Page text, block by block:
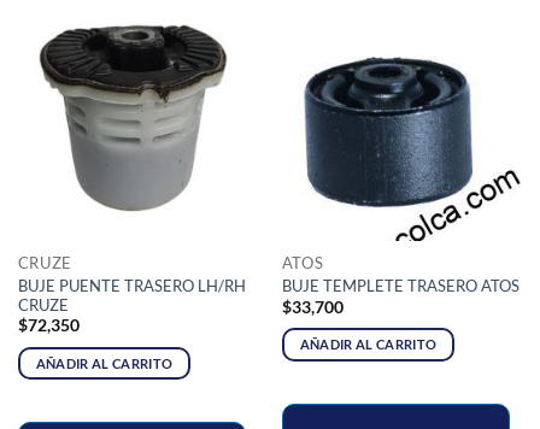
CRUZE
BUJE PUENTE TRASERO LH/RH
CRUZE
$72,350
AÑADIR AL CARRITO
ATOS
BUJE TEMPLETE TRASERO ATOS
$33,700
AÑADIR AL CARRITO